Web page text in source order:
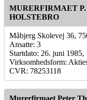
MURERFIRMAET
HOLSTEBRO
Måbjerg Skolevej 36,
Ansatte: 3
Startdato: 26. juni 1985,
Virksomhedsform:
CVR: 78253118
Murerfirmaet Peter